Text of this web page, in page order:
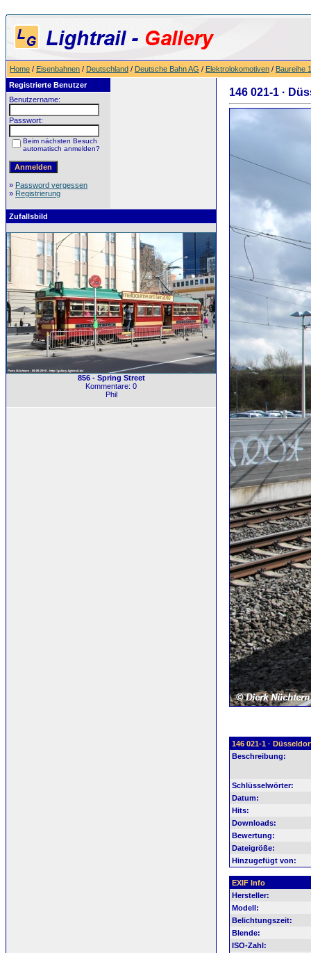
Home / Eisenbahnen / Deutschland / Deutsche Bahn AG / Elektrolokomotiven / Baureihe
Registrierte Benutzer
Benutzername:
Passwort:
Beim nächsten Besuch
automatisch anmelden?
» Password vergessen
» Registrierung
Zufallsbild
856 - Spring Street
Kommentare: 0
Phil
146 021-1 ·
146 021-1 ·
Beschreibung:
Schlüsselwörter:
Datum:
Hits:
Downloads:
Bewertung:
Dateigröße:
Hinzugefügt von:
EXIF Info
Hersteller:
Modell:
Belichtungszeit:
Blende:
ISO-Zahl: